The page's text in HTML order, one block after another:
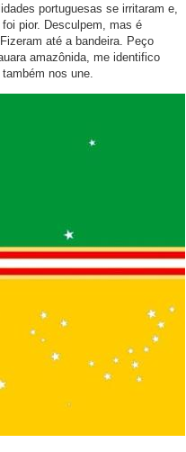
portuguesas se irritaram e,
pior. Desculpem, mas é
até a bandeira. Peço
amazônida, me identifico
nos une.